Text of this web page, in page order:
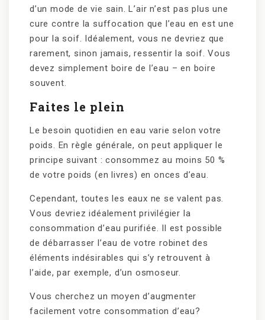
d’un mode de vie sain. L’air n’est pas plus une
cure contre la suffocation que l’eau en est une
pour la soif. Idéalement, vous ne devriez que
rarement, sinon jamais, ressentir la soif. Vous
devez simplement boire de l’eau – en boire
souvent.
Faites le plein
Le besoin quotidien en eau varie selon votre
poids. En règle générale, on peut appliquer le
principe suivant : consommez au moins 50 %
de votre poids (en livres) en onces d’eau.
Cependant, toutes les eaux ne se valent pas.
Vous devriez idéalement privilégier la
consommation d’eau purifiée. Il est possible
de débarrasser l’eau de votre robinet des
éléments indésirables qui s’y retrouvent à
l’aide, par exemple, d’un osmoseur.
Vous cherchez un moyen d’augmenter
facilement votre consommation d’eau?